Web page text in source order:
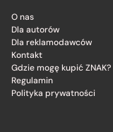
O nas
Dla autorów
Dla reklamodawców
Kontakt
Gdzie mogę kupić ZNAK?
Regulamin
Polityka prywatności